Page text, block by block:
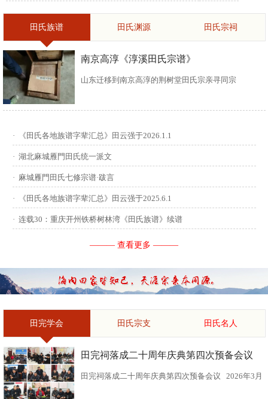
田氏族谱 田氏渊源 田氏宗祠
南京高淳《淳溪田氏宗谱》
山东迁移到南京高淳的荆树堂田氏宗亲寻同宗
· 《田氏各地族谱字辈汇总》田云强于2026.1.1
· 湖北麻城雁門田氏统一派文
· 麻城雁門田氏七修宗谱·跋言
· 《田氏各地族谱字辈汇总》田云强于2025.6.1
· 连载30：重庆开州铁桥树林湾《田氏族谱》续谱
——— 查看更多 ———
田完学会 田氏宗支 田氏名人
田完祠落成二十周年庆典第四次预备会议
田完祠落成二十周年庆典第四次预备会议 2026年3月